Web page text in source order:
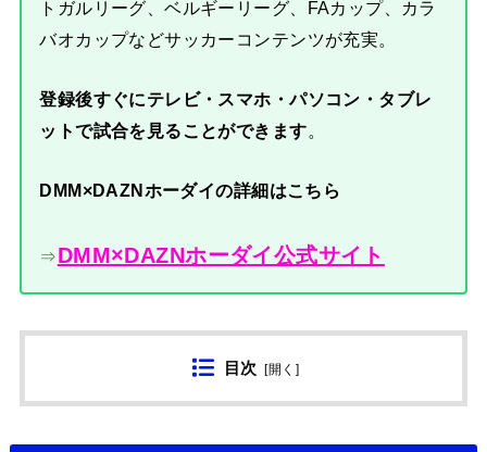
トガルリーグ、ベルギーリーグ、FAカップ、カラ
バオカップなどサッカーコンテンツが充実。
登録後すぐにテレビ・スマホ・パソコン・タブレ
ットで試合を見ることができます。
DMM×DAZNホーダイの詳細はこちら
⇒DMM×DAZNホーダイ公式サイト
目次 [開く ]